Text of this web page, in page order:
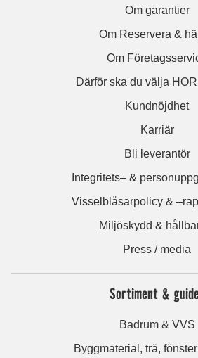
Om garantier
Om Reservera &
Om
Därför ska du välja
Kundnöjdhet
Karriär
Bli leverantör
Integritets– &
Visselblåsarpolicy &
Miljöskydd &
Press / media
Sortiment &
Badrum & VVS
Byggmaterial, trä,